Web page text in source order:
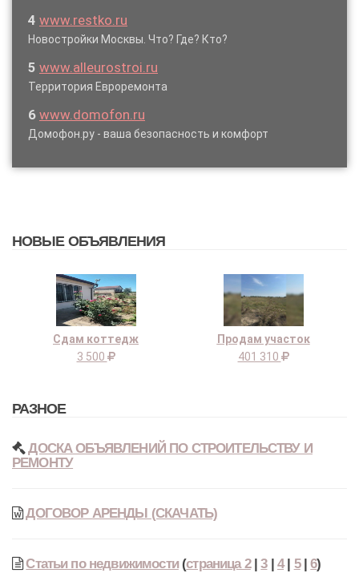
4 www.restko.ru
Новостройки Москвы. Что? Где? Кто?
5 www.alleurostroi.ru
Территория Евроремонта
6 www.domofon.ru
Домофон.ру - ваша безопасность и комфорт
НОВЫЕ ОБЪЯВЛЕНИЯ
Сдам коттедж
3 500
Продам участок
401 310
РАЗНОЕ
ДОСКА ОБЪЯВЛЕНИЙ ПО СТРОИТЕЛЬСТВУ И
РЕМОНТУ
ДОГОВОР АРЕНДЫ (СКАЧАТЬ)
Статьи по недвижимости(страница 2|3| 4| 5|6)